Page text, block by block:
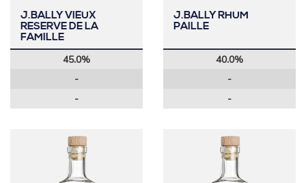
J.BALLY VIEUX
RESERVE DE LA
FAMILLE
45.0%
-
-
J.BALLY RHUM
PAILLE
40.0%
-
-